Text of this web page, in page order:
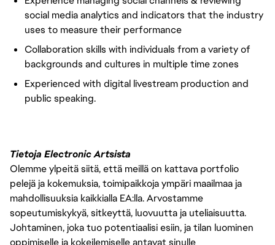
social media analytics and indicators that the industry
uses to measure their performance
Collaboration skills with individuals from a variety of
backgrounds and cultures in multiple time zones
Experienced with digital livestream production and
public speaking.
Tietoja Electronic Artsista
Olemme ylpeitä siitä, että meillä on kattava portfolio
pelejä ja kokemuksia, toimipaikkoja ympäri maailmaa ja
mahdollisuuksia kaikkialla EA:lla. Arvostamme
sopeutumiskykyä, sitkeyttä, luovuutta ja uteliaisuutta.
Johtaminen, joka tuo potentiaalisi esiin, ja tilan luominen
oppimiselle ja kokeilemiselle antavat sinulle